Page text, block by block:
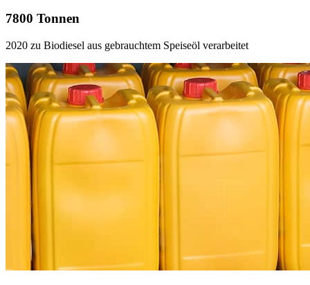
7800 Tonnen
2020 zu Biodiesel aus gebrauchtem Speiseöl verarbeitet